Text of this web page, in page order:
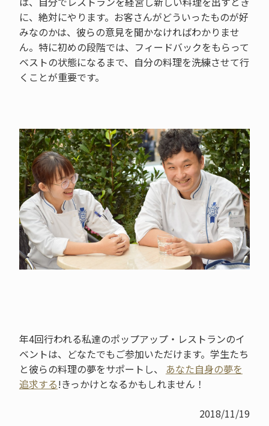
に、絶対にやります。お客さんがどういったものが好
みなのかは、彼らの意見を聞かなければわかりませ
ん。特に初めの段階では、フィードバックをもらって
ベストの状態になるまで、自分の料理を洗練させて行
くことが重要です。
年4回行われる私達のポップアップ・レストランのイ
ベントは、どなたでもご参加いただけます。学生たち
と彼らの料理の夢をサポートし、 あなた自身の夢を
追求する!きっかけとなるかもしれません！
2018/11/19